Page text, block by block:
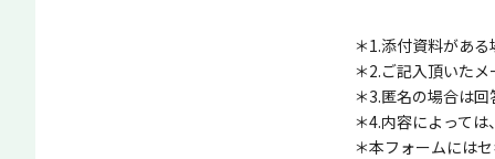
1.添付資料があ
2.ご記入頂いた
3.匿名の場合は
4.内容によって
本フォームには